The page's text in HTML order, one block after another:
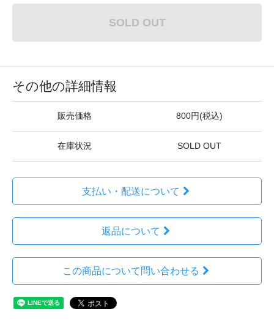
SOLD OUT
その他の詳細情報
販売価格 800円(税込)
在庫状況 SOLD OUT
支払い・配送について
返品について
この商品について問い合わせる